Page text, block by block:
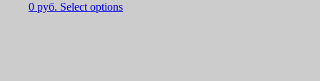
0 руб. Select options